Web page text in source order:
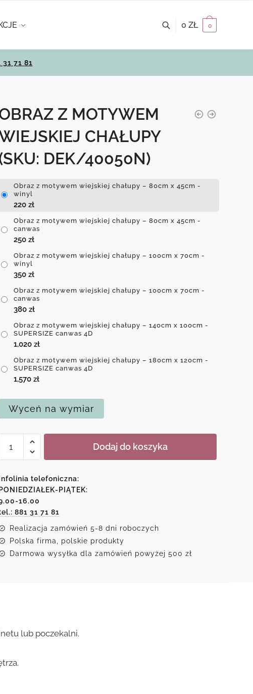
0 ZŁ 0
71 81
Z MOTYWEM
CHAŁUPY
DEK/40050N)
Obraz z motywem wiejskiej chałupy – 80cm x 45cm -
winyl
220 zł
Obraz z motywem wiejskiej chałupy – 80cm x 45cm -
canwas
250 zł
Obraz z motywem wiejskiej chałupy – 100cm x 70cm -
winyl
350 zł
Obraz z motywem wiejskiej chałupy – 100cm x 70cm -
canwas
380 zł
Obraz z motywem wiejskiej chałupy – 140cm x 100cm -
SUPERSIZE canwas 4D
1,020 zł
Obraz z motywem wiejskiej chałupy – 180cm x 120cm -
SUPERSIZE canwas 4D
1,570 zł
Wyceń na wymiar
Obraz
Dodaj do koszyka
Infolinia telefoniczna:
PONIEDZIAŁEK-PIĄTEK:
16.00
881 31 71 81
Realizacja zamówień 5-8 dni roboczych
Polska firma, polskie produkty
Darmowa wysyłka dla zamówień powyżej 500 zł
lub poczekalni.